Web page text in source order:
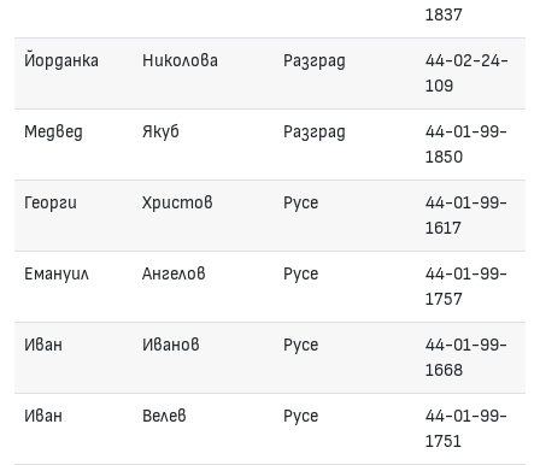
1837
Йорданка Николова Разград
44-02-24-
109
Медвед Якуб Разград
44-01-99-
1850
Георги Христов Русе
44-01-99-
1617
Емануил Ангелов Русе
44-01-99-
1757
Иван Иванов Русе
44-01-99-
1668
Иван Велев Русе
44-01-99-
1751